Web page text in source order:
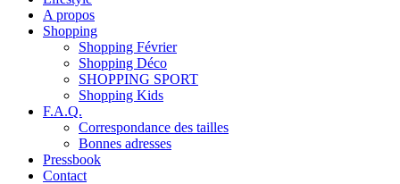
A propos
Shopping
Shopping Février
Shopping Déco
SHOPPING SPORT
Shopping Kids
F.A.Q.
Correspondance des tailles
Bonnes adresses
Pressbook
Contact